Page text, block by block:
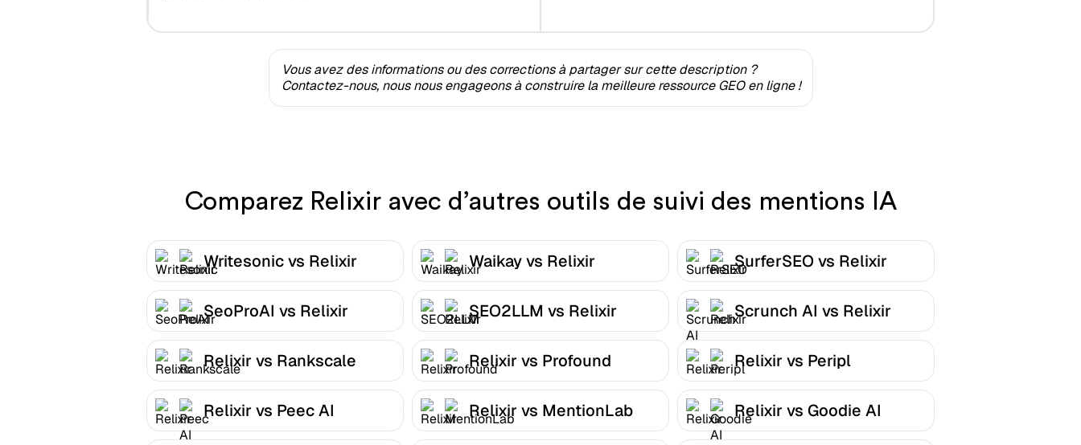
Vous avez des informations ou des corrections à partager sur cette description ?
Contactez-nous, nous nous engageons à construire la meilleure ressource GEO en ligne !
Comparez Relixir avec d’autres outils de suivi des mentions IA
Writesonic vs Relixir Waikay vs Relixir SurferSEO vs Relixir
SeoProAI vs Relixir SEO2LLM vs Relixir Scrunch AI vs Relixir
Relixir vs Rankscale Relixir vs Profound Relixir vs Peripl
Relixir vs Peec AI Relixir vs MentionLab Relixir vs Goodie AI